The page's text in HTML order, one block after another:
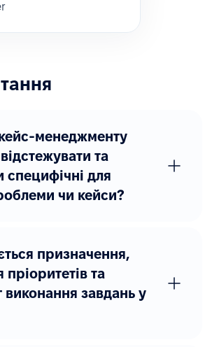
менеджменту
та
специфічні для
чи кейси?
призначення,
та
виконання завдань у